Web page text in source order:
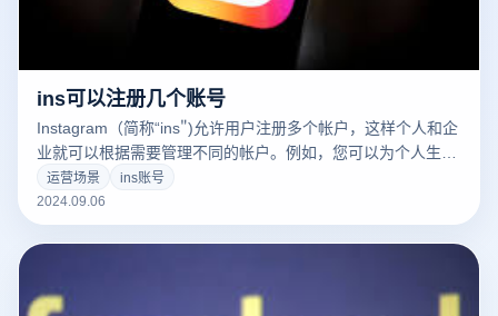
ins可以注册几个账号
Instagram（简称“ins")允许用户注册多个帐户，这样个人和企
业就可以根据需要管理不同的帐户。例如，您可以为个人生
活、工作项目或爱好建立单独的ins账号。但是，Instagram对
于每台设备中可登录的帐户数量有一定的限制，以确保良好的
使用体验和遵循平台规定。下一步，我们将讨论如何在
Instagram上注册和管理多个帐户，以及相关的使用规则和注
运营场景
ins账号
2024.09.06